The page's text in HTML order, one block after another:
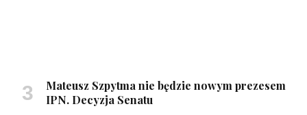
Mateusz Szpytma nie będzie nowym prezesem
IPN. Decyzja Senatu